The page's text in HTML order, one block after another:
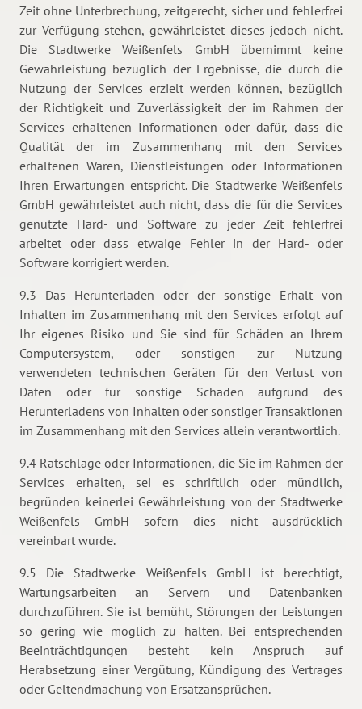
Zeit ohne Unterbrechung, zeitgerecht, sicher und fehlerfrei
zur Verfügung stehen, gewährleistet dieses jedoch nicht.
Die Stadtwerke Weißenfels GmbH übernimmt keine
Gewährleistung bezüglich der Ergebnisse, die durch die
Nutzung der Services erzielt werden können, bezüglich
der Richtigkeit und Zuverlässigkeit der im Rahmen der
Services erhaltenen Informationen oder dafür, dass die
Qualität der im Zusammenhang mit den Services
erhaltenen Waren, Dienstleistungen oder Informationen
Ihren Erwartungen entspricht. Die Stadtwerke Weißenfels
GmbH gewährleistet auch nicht, dass die für die Services
genutzte Hard- und Software zu jeder Zeit fehlerfrei
arbeitet oder dass etwaige Fehler in der Hard- oder
Software korrigiert werden.
9.3 Das Herunterladen oder der sonstige Erhalt von
Inhalten im Zusammenhang mit den Services erfolgt auf
Ihr eigenes Risiko und Sie sind für Schäden an Ihrem
Computersystem, oder sonstigen zur Nutzung
verwendeten technischen Geräten für den Verlust von
Daten oder für sonstige Schäden aufgrund des
Herunterladens von Inhalten oder sonstiger Transaktionen
im Zusammenhang mit den Services allein verantwortlich.
9.4 Ratschläge oder Informationen, die Sie im Rahmen der
Services erhalten, sei es schriftlich oder mündlich,
begründen keinerlei Gewährleistung von der Stadtwerke
Weißenfels GmbH sofern dies nicht ausdrücklich
vereinbart wurde.
9.5 Die Stadtwerke Weißenfels GmbH ist berechtigt,
Wartungsarbeiten an Servern und Datenbanken
durchzuführen. Sie ist bemüht, Störungen der Leistungen
so gering wie möglich zu halten. Bei entsprechenden
Beeinträchtigungen besteht kein Anspruch auf
Herabsetzung einer Vergütung, Kündigung des Vertrages
oder Geltendmachung von Ersatzansprüchen.